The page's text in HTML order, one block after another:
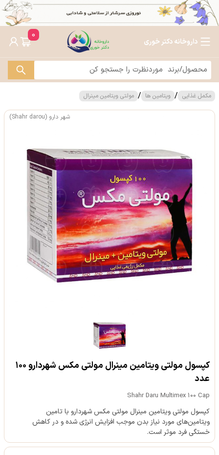
داروخانه دکتر خوری
0
مکمل غذایی / ویتامین ها / مولتی ویتامین مینرال
شهر دارو (Shahr darou)
کپسول مولتی ویتامین مینرال مولتی مکس شهردارو ۱۰۰
عدد
Shahr Daru Multimex 100 Cap
کپسول مولتی ویتامین مینرال مولتی مکس شهردارو با تامین
ویتامین‌های مورد نیاز بدن موجب افزایش انرژی شده و در کاهش
خستگی فرد موثر است.